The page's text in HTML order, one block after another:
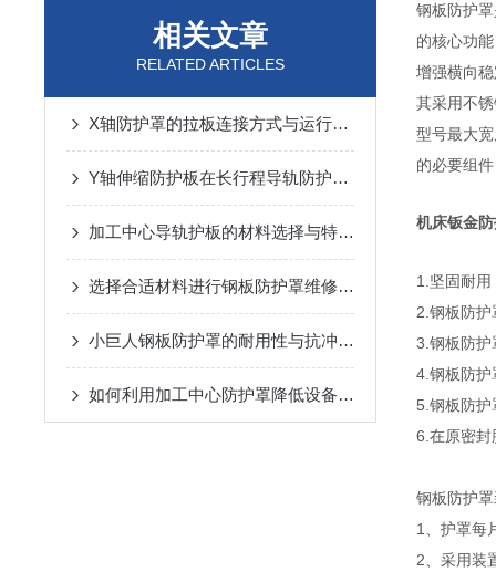
相关文章
RELATED ARTICLES
X轴防护罩的拉板连接方式与运行噪音控制
Y轴伸缩防护板在长行程导轨防护中的设计与应用
加工中心导轨护板的材料选择与特点说明
选择合适材料进行钢板防护罩维修与更换
小巨人钢板防护罩的耐用性与抗冲击性能分析
如何利用加工中心防护罩降低设备损耗？
钢板防护
的核心功
增强横向
其采用不
型号最大
的必要组
机床钣金
1.坚固耐
2.钢板防
3.钢板防护
4.钢板防护
5.钢板防护
6.在原密
钢板防护
1、护罩每
2、采用装